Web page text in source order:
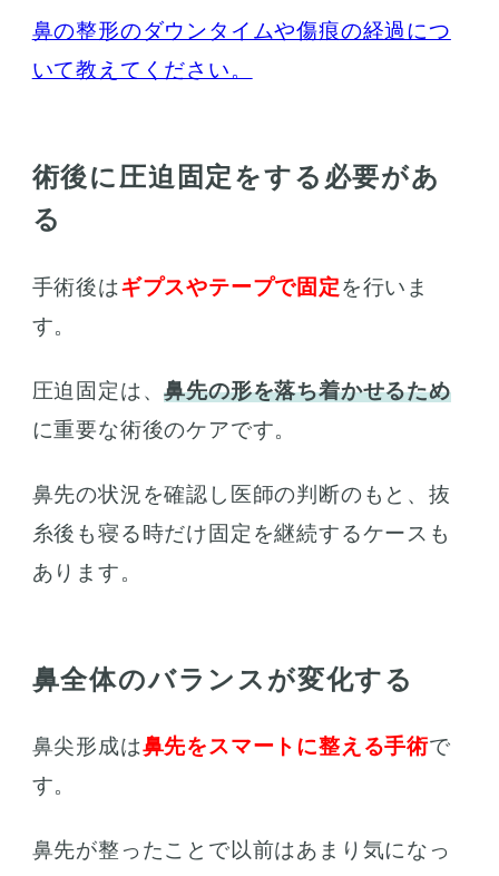
鼻の整形のダウンタイムや傷痕の経過につ
いて教えてください。
術後に圧迫固定をする必要があ
る
手術後はギプスやテープで固定を行いま
す。
圧迫固定は、鼻先の形を落ち着かせるため
に重要な術後のケアです。
鼻先の状況を確認し医師の判断のもと、抜
糸後も寝る時だけ固定を継続するケースも
あります。
鼻全体のバランスが変化する
鼻尖形成は鼻先をスマートに整える手術で
す。
鼻先が整ったことで以前はあまり気になっ